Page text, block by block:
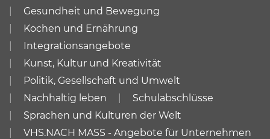
Gesundheit und Bewegung
Kochen und Ernährung
Integrationsangebote
Kunst, Kultur und Kreativität
Politik, Gesellschaft und Umwelt
Nachhaltig leben
Schulabschlüsse
Sprachen und Kulturen der Welt
VHS.NACH MASS - Angebote für Unternehmen